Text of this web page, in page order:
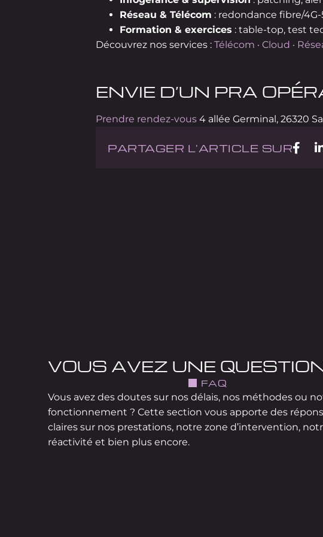
Réseau & Télécom : redondance fibre/
Formation & exercices : table-top, test
Découvrez nos services : Télécom · Cloud ·
ENVIE D’UN PRA
Prendre rendez-vous 4 allée Germinal, 26320
PARTAGER L'ARTICLE SUR
VOUS AVEZ UNE
FAQ
Vous avez des doutes sur nos délais, nos méthodes ou
fonctionnement ? Cette section vous apporte des
claires sur nos prestations, notre zone d’intervention,
réactivité et bien plus encore.